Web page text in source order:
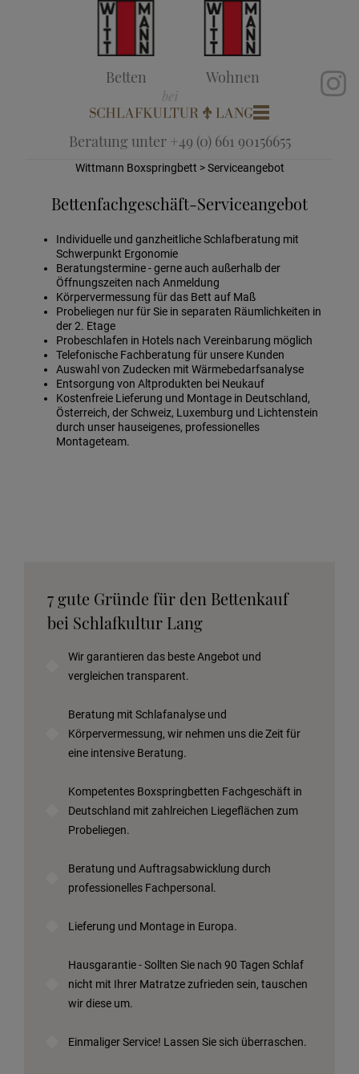
Betten Wohnen
Beratung unter +49 (0) 661 90156655
Wittmann Boxspringbett > Serviceangebot
Bettenfachgeschäft-Serviceangebot
Individuelle und ganzheitliche Schlafberatung mit
Schwerpunkt Ergonomie
Beratungstermine - gerne auch außerhalb der
Öffnungszeiten nach Anmeldung
Körpervermessung für das Bett auf Maß
Probeliegen nur für Sie in separaten Räumlichkeiten in
der 2. Etage
Probeschlafen in Hotels nach Vereinbarung möglich
Telefonische Fachberatung für unsere Kunden
Auswahl von Zudecken mit Wärmebedarfsanalyse
Entsorgung von Altprodukten bei Neukauf
Kostenfreie Lieferung und Montage in Deutschland,
Österreich, der Schweiz, Luxemburg und Lichtenstein
durch unser hauseigenes, professionelles
Montageteam.
7 gute Gründe für den Bettenkauf
bei Schlafkultur Lang
Wir garantieren das beste Angebot und
vergleichen transparent.
Beratung mit Schlafanalyse und
Körpervermessung, wir nehmen uns die Zeit für
eine intensive Beratung.
Kompetentes Boxspringbetten Fachgeschäft in
Deutschland mit zahlreichen Liegeflächen zum
Probeliegen.
Beratung und Auftragsabwicklung durch
professionelles Fachpersonal.
Lieferung und Montage in Europa.
Hausgarantie - Sollten Sie nach 90 Tagen Schlaf
nicht mit Ihrer Matratze zufrieden sein, tauschen
wir diese um.
Einmaliger Service! Lassen Sie sich überraschen.